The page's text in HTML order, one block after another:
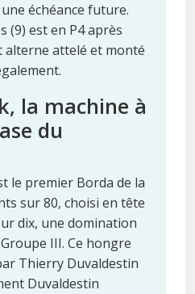
échéance future.
(9) est en P4 après
alterne attelé et monté
la machine à
du
le premier Borda de la
sur 80, choisi en tête
dix, une domination
III. Ce hongre
Thierry Duvaldestin
Duvaldestin